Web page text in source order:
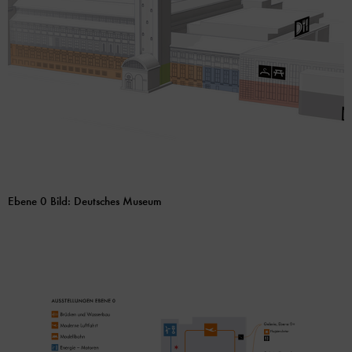
Ebene 0 Bild: Deutsches Museum